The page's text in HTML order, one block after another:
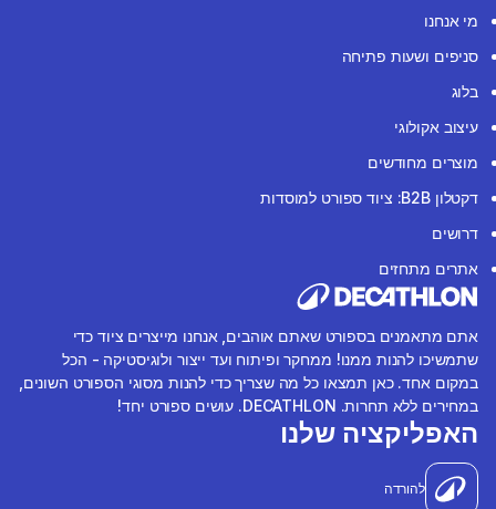
מי אנחנו
סניפים ושעות פתיחה
בלוג
עיצוב אקולוגי
מוצרים מחודשים
דקטלון B2B: ציוד ספורט למוסדות
דרושים
אתרים מתחזים
אתם מתאמנים בספורט שאתם אוהבים, אנחנו מייצרים ציוד כדי
שתמשיכו להנות ממנו! ממחקר ופיתוח ועד ייצור ולוגיסטיקה - הכל
במקום אחד. כאן תמצאו כל מה שצריך כדי להנות מסוגי הספורט השונים,
במחירים ללא תחרות. DECATHLON. עושים ספורט יחד!
האפליקציה שלנו
להורדה